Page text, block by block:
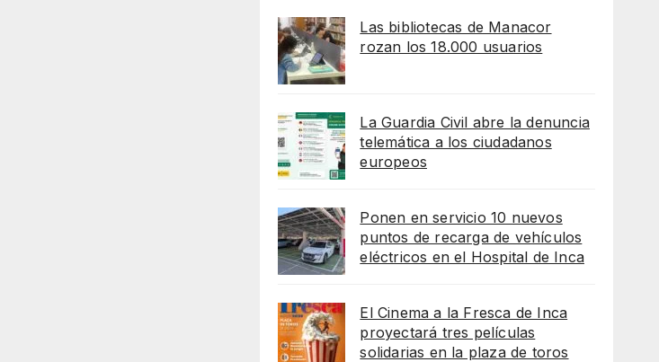
Las bibliotecas de Manacor
rozan los 18.000 usuarios
La Guardia Civil abre la denuncia
telemática a los ciudadanos
europeos
Ponen en servicio 10 nuevos
puntos de recarga de vehículos
eléctricos en el Hospital de Inca
El Cinema a la Fresca de Inca
proyectará tres películas
solidarias en la plaza de toros